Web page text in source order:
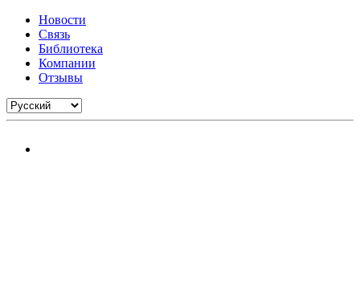
Новости
Связь
Библиотека
Компании
Отзывы